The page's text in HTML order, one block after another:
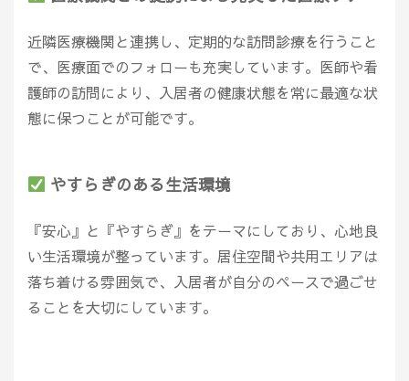
近隣医療機関と連携し、定期的な訪問診療を行うこと
で、医療面でのフォローも充実しています。医師や看
護師の訪問により、入居者の健康状態を常に最適な状
態に保つことが可能です。
やすらぎのある生活環境
『安心』と『やすらぎ』をテーマにしており、心地良
い生活環境が整っています。居住空間や共用エリアは
落ち着ける雰囲気で、入居者が自分のペースで過ごせ
ることを大切にしています。